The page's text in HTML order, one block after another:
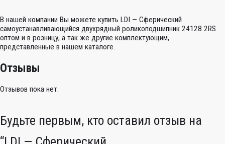
В нашей компании Вы можете купить LDI — Сферический
самоустанавливающийся двухрядный роликоподшипник 24128 2RS
оптом и в розницу, а так же другие комплектующим,
представленные в нашем каталоге.
Отзывы
Отзывов пока нет.
Будьте первым, кто оставил отзыв на